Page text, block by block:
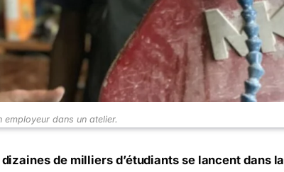
employeur dans un atelier.
de milliers d’étudiants se lancent dans la